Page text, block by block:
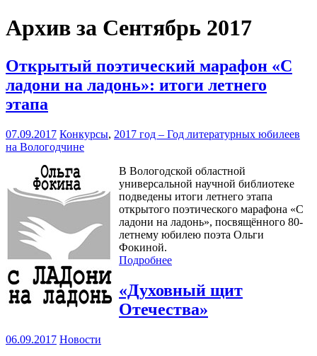
Архив за Сентябрь 2017
Открытый поэтический марафон «С
ладони на ладонь»: итоги летнего
этапа
07.09.2017 Конкурсы, 2017 год – Год литературных юбилеев
на Вологодчине
В Вологодской областной
универсальной научной библиотеке
подведены итоги летнего этапа
открытого поэтического марафона «С
ладони на ладонь», посвящённого 80-
летнему юбилею поэта Ольги
Фокиной.
Подробнее
«Духовный щит
Отечества»
06.09.2017 Новости